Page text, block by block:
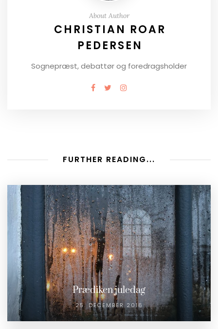
About Author
CHRISTIAN ROAR
PEDERSEN
Sognepræst, debattør og foredragsholder
FURTHER READING...
Prædiken juledag
25. DECEMBER 2016